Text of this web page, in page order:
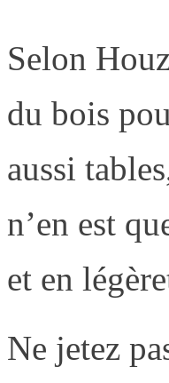
Selon
du bois
aussi
n’en est
et en
Ne jetez